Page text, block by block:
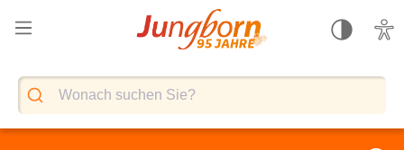
springen